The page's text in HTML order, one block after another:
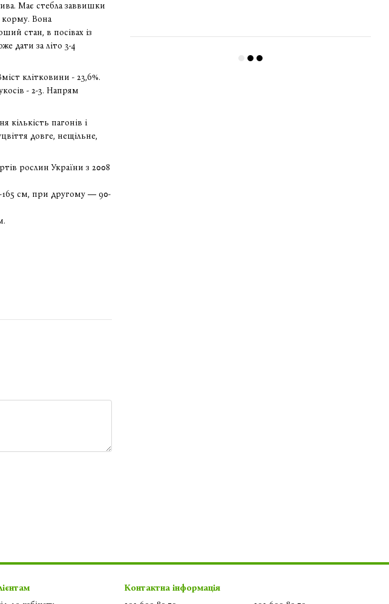
Має стебла заввишки
корму. Вона
стан, в посівах із
дати за літо 3-4
клітковини - 23,6%.
- 2-3. Напрям
кількість пагонів і
довге, нещільне,
рослин України з 2008
165 см, при другому ― 90-
Контактна інформація